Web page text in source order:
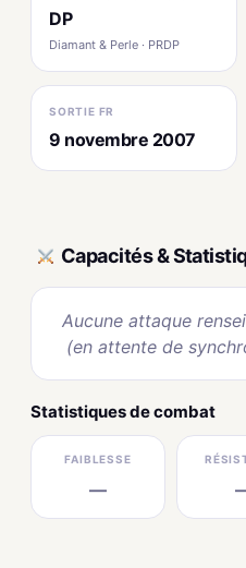
DP
Diamant & Perle · PRDP
SORTIE FR
9 novembre 2007
Capacités &
Aucune attaque
(en attente de
Statistiques de combat
FAIBLESSE
—